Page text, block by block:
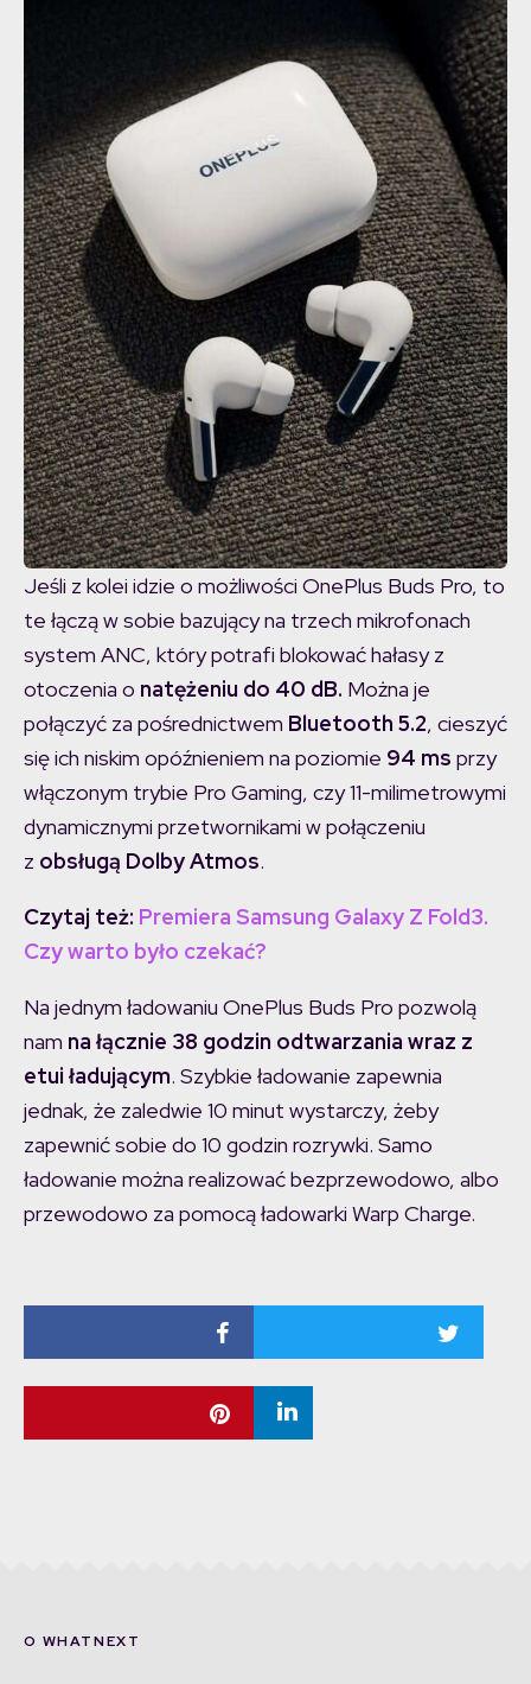
Jeśli z kolei idzie o możliwości OnePlus Buds Pro, to
te łączą w sobie bazujący na trzech mikrofonach
system ANC, który potrafi blokować hałasy z
otoczenia o natężeniu do 40 dB. Można je
połączyć za pośrednictwem Bluetooth 5.2, cieszyć
się ich niskim opóźnieniem na poziomie 94 ms przy
włączonym trybie Pro Gaming, czy 11-milimetrowymi
dynamicznymi przetwornikami w połączeniu
z obsługą Dolby Atmos.
Czytaj też: Premiera Samsung Galaxy Z Fold3.
Czy warto było czekać?
Na jednym ładowaniu OnePlus Buds Pro pozwolą
nam na łącznie 38 godzin odtwarzania wraz z
etui ładującym. Szybkie ładowanie zapewnia
jednak, że zaledwie 10 minut wystarczy, żeby
zapewnić sobie do 10 godzin rozrywki. Samo
ładowanie można realizować bezprzewodowo, albo
przewodowo za pomocą ładowarki Warp Charge.
O WHATNEXT